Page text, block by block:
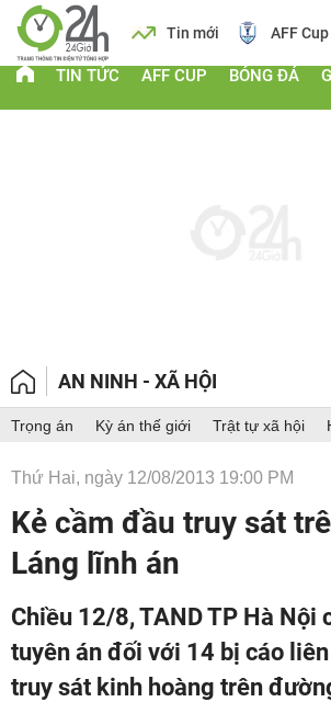
Lịch Tin mới AFF Cup
TIN TỨC AFF CUP BÓNG ĐÁ
AN NINH - XÃ HỘI
Trọng án Kỳ án thế giới Trật tự xã hội
Thứ Hai, ngày 12/08/2013 19:00 PM
Kẻ cầm đầu truy sát
Láng lĩnh án
Chiều 12/8, TAND TP Hà Nội
tuyên án đối với 14 bị cáo
truy sát kinh hoàng trên